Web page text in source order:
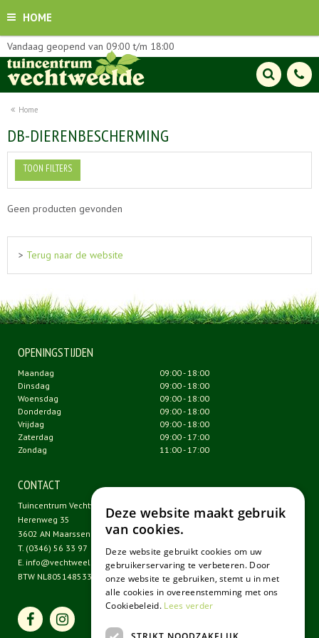
HOME
Home
Vandaag geopend van 09:00 t/m 18:00
DB-DIERENBESCHERMING
TOON FILTERS
Geen producten gevonden
> Terug naar de website
OPENINGSTIJDEN
Maandag
09:00 - 18:00
Dinsdag
09:00 - 18:00
Woensdag
09:00 - 18:00
Donderdag
09:00 - 18:00
Vrijdag
09:00 - 18:00
Zaterdag
09:00 - 17:00
Zondag
11:00 - 17:00
CONTACT
Tuincentrum Vechtweelde
Herenweg 35
3602 AN Maarssen
T. (0346) 56 33 97
E. info@vechtweelde.nl
BTW NL805148533B01
Deze website maakt gebruik
van cookies.
Deze website gebruikt cookies om uw
gebruikerservaring te verbeteren. Door
onze website te gebruiken, stemt u in met
alle cookies in overeenstemming met ons
Cookiebeleid. Lees verder